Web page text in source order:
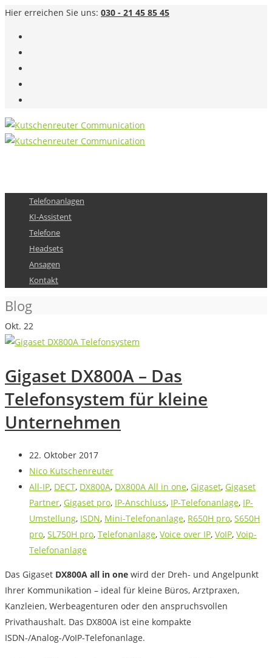
Hier erreichen Sie uns: 030 - 21 45 85 45
Telefonanlagen
KI-Assistent
Telefone
Headsets
Ansagen
Kontakt
Blog
Okt. 22
Gigaset DX800A – Das
Telefonsystem für kleine
Unternehmen
22. Oktober 2017
Nico Kutschenreuter
All-IP, DECT, DX800A, DX800A All in one, Gigaset, Gigaset
Partner, Gigaset pro, IP-Anschluss, IP-Telefonanlage, IP-
Umstellung, ISDN, Mini-Telefonanlage, R650H pro, S650H
pro, SL750H pro, Telefonanlage, Voice over IP, VoIP, Voip-
Telefonanlage
Das Gigaset DX800A all in one wird der Dreh- und Angelpunkt
Ihrer Kommunikation – ideal für kleine Büros, Arztpraxen,
Kanzleien, Werbeagenturen oder den anspruchsvollen
Privathaushalt. Das DX800A ist eine kompakte
ISDN-/Analog-/VoIP-Telefonanlage.